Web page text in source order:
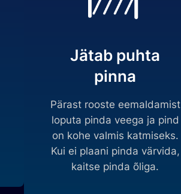
Jätab puhta
pinna
Pärast rooste eemaldamist
loputa pinda veega ja pind
on kohe valmis katmiseks.
Kui ei plaani pinda värvida,
kaitse pinda õliga.